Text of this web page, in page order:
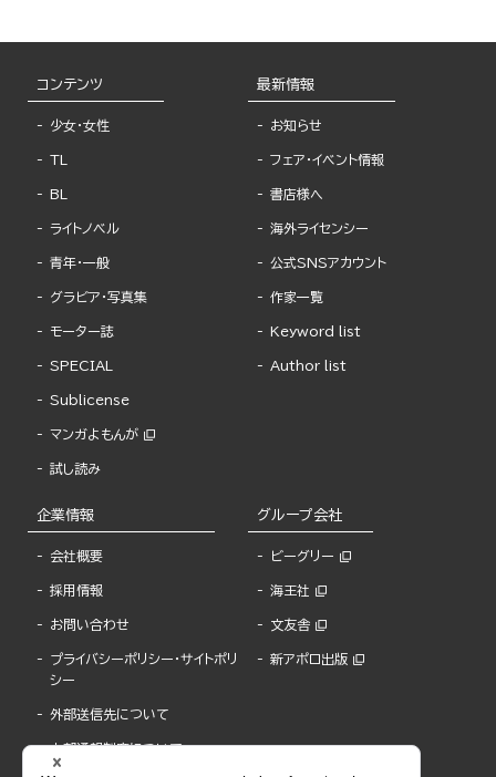
コンテンツ
少女・女性
TL
BL
ライトノベル
青年・一般
グラビア・写真集
モーター誌
SPECIAL
Sublicense
マンガよもんが
試し読み
最新情報
お知らせ
フェア・イベント情報
書店様へ
海外ライセンシー
公式SNSアカウント
作家一覧
Keyword list
Author list
企業情報
会社概要
採用情報
お問い合わせ
プライバシーポリシー・サイトポリ
シー
外部送信先について
内部通報制度について
グループ会社
ビーグリー
海王社
文友舎
新アポロ出版